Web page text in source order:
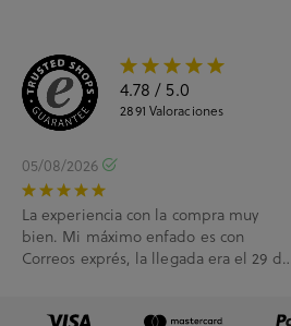
4.78 / 5.0
2891 Valoraciones
05/08/2026
La experiencia con la compra muy
bien. Mi máximo enfado es con
Correos exprés, la llegada era el 29 de